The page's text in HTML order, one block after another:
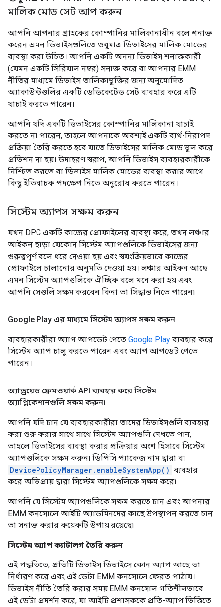
মালিক মোড সেট আপ করুন
আপনি আপনার গ্রাহকের কোম্পানির মালিকানাধীন বলে শনাক্ত
করেন এমন ডিভাইসগুলিতে শুধুমাত্র ডিভাইসের মালিক মোডের
ব্যবস্থা করা উচিত। আপনি একটি অনন্য ডিভাইস শনাক্তকারী
(যেমন একটি সিরিয়াল নম্বর) সনাক্ত করে বা আপনার EMM
নীতির মাধ্যমে ডিভাইস তালিকাভুক্তির জন্য অনুমোদিত
অ্যাকাউন্টগুলির একটি ডেডিকেটেড সেট ব্যবহার করে এটি
যাচাই করতে পারেন।
আপনি যদি একটি ডিভাইসের কোম্পানির মালিকানা যাচাই
করতে না পারেন, তাহলে আপনাকে অবশ্যই একটি ব্যর্থ-নিরাপদ
প্রক্রিয়া তৈরি করতে হবে যাতে ডিভাইসের মালিক মোড ভুল করে
প্রভিশন না হয়। উদাহরণ স্বরূপ, আপনি ডিভাইস ব্যবহারকারীকে
নিশ্চিত করতে বা ডিভাইস মালিক মোডের ব্যবস্থা করার আগে
কিছু ইতিবাচক পদক্ষেপ নিতে অনুরোধ করতে পারেন।
সিস্টেম অ্যাপস সক্ষম করুন
যখন DPC একটি কাজের প্রোফাইলের ব্যবস্থা করে, তখন লঞ্চার
আইকন ছাড়া যেকোন সিস্টেম অ্যাপগুলিকে ডিভাইসের জন্য
গুরুত্বপূর্ণ বলে ধরে নেওয়া হয় এবং স্বয়ংক্রিয়ভাবে কাজের
প্রোফাইলে চালানোর অনুমতি দেওয়া হয়। লঞ্চার আইকন আছে
এমন সিস্টেম অ্যাপগুলিকে ঐচ্ছিক বলে মনে করা হয় এবং
আপনি সেগুলি সক্ষম করবেন কিনা তা সিদ্ধান্ত নিতে পারেন৷
Google Play এর মাধ্যমে সিস্টেম অ্যাপস সক্ষম করুন
ব্যবহারকারীরা অ্যাপ আপডেট পেতে Google Play ব্যবহার করে
সিস্টেম অ্যাপ চালু করতে পারেন এবং অ্যাপ আপডেট পেতে
পারেন।
অ্যান্ড্রয়েড ফ্রেমওয়ার্ক API ব্যবহার করে সিস্টেম
অ্যাপ্লিকেশানগুলি সক্ষম করুন৷
আপনি যদি চান যে ব্যবহারকারীরা তাদের ডিভাইসগুলি ব্যবহার
করা শুরু করার সাথে সাথে সিস্টেম অ্যাপগুলি দেখতে পান,
তাহলে ডিভাইসের ব্যবস্থা করার প্রক্রিয়ার অংশ হিসাবে সিস্টেম
অ্যাপগুলিকে সক্ষম করুন৷ ডিপিসি প্যাকেজ নাম দ্বারা বা
DevicePolicyManager.enableSystemApp() ব্যবহার
করে অভিপ্রায় দ্বারা সিস্টেম অ্যাপগুলিকে সক্ষম করে৷
আপনি যে সিস্টেম অ্যাপগুলিকে সক্ষম করতে চান এবং আপনার
EMM কনসোলে আইটি অ্যাডমিনদের কাছে উপস্থাপন করতে চান
তা সনাক্ত করার কয়েকটি উপায় রয়েছে৷
সিস্টেম অ্যাপ ক্যাটালগ তৈরি করুন
এই পদ্ধতিতে, প্রতিটি ডিভাইস ডিভাইসে কোন অ্যাপ আছে তা
নির্ধারণ করে এবং এই ডেটা EMM কনসোলে ফেরত পাঠায়।
ডিভাইস নীতি তৈরি করার সময় EMM কনসোল গতিশীলভাবে
এই ডেটা প্রদর্শন করে, যা আইটি প্রশাসককে প্রতি-অ্যাপ ভিত্তিতে